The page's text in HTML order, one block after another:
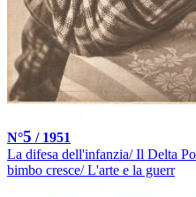
N°5 / 1951
La difesa dell'infanzia/ Il Delta
bimbo cresce/ L'arte e la guerr